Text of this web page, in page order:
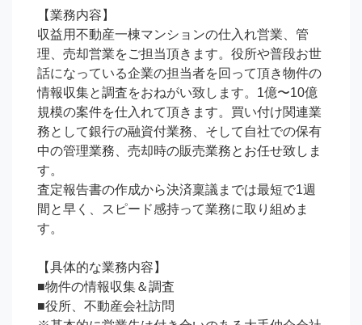
【業務内容】
収益用不動産一棟マンションの仕入れ営業、管
理、売却営業をご担当頂きます。役所や普段お世
話になっている企業の担当者を回って頂き物件の
情報収集と調査をおねがい致します。1億〜10億
規模の案件を仕入れて頂きます。買い付け関連業
務として銀行の融資付業務、そして自社での保有
中の管理業務、売却時の販売業務とお任せ致しま
す。
査定報告書の作成から決済稟議までは最短で1週
間と早く、スピード感持って業務に取り組めま
す。
【具体的な業務内容】
■物件の情報収集＆調査
■役所、不動産会社訪問